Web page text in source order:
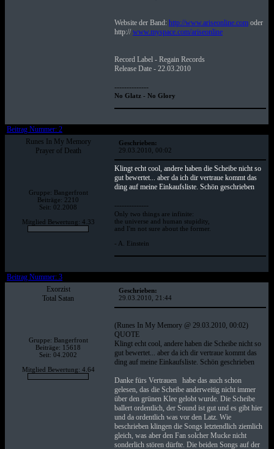
Website der Band: http://www.ariseonline.comoder
http://www.myspace.com/ariseonline
Record Label - Regain Records
Release Date - 22.03.2010
--------------
No Glatz - No Glory
Beitrag Nummer: 2
Runes In My Memory
Prayer of Death
Gruppe: Bangerfront
Beiträge: 2210
Seit: 02.2008
Mitglied Bewertung: 4.33
Geschrieben:
29.03.2010, 00:02
Klingt echt cool, andere haben die Scheibe nicht so
gut bewertet... aber da ich dir vertraue kommt das
ding auf meine Einkaufsliste. Schön geschrieben
--------------
Only two things are infinite:
the universe and human stupidity,
and I'm not sure about the former.
- A. Einstein
Beitrag Nummer: 3
Exorzist
Total Satan
Gruppe: Bangerfront
Beiträge: 15618
Seit: 04.2002
Mitglied Bewertung: 4.64
Geschrieben:
29.03.2010, 21:44
(Runes In My Memory @ 29.03.2010, 00:02)
QUOTE
Klingt echt cool, andere haben die Scheibe nicht so
gut bewertet... aber da ich dir vertraue kommt das
ding auf meine Einkaufsliste. Schön geschrieben
Danke fürs Vertrauen
habe das auch schon
gelesen, das die Scheibe anderweitig nicht immer
über den grünen Klee gelobt wurde. Die Scheibe
ballert ordentlich, der Sound ist gut und es gibt hier
und da ordentlich was vor den Latz. Wie
beschrieben klingen die Songs letztendlich ziemlich
gleich, was aber den Fan solcher Mucke nicht
sonderlich stören dürfte. Die beiden Songs auf der